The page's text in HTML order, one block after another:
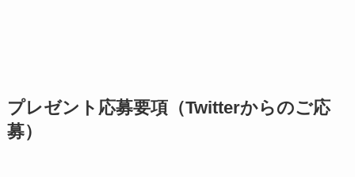
プレゼント応募要項（Twitterからのご応
募）